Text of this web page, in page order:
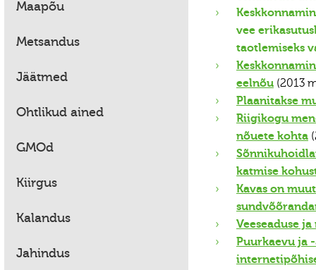
Maapõu
Metsandus
Jäätmed
Ohtlikud ained
GMOd
Kiirgus
Kalandus
Jahindus
vee
taotlemiseks
eelnõu (2013
Plaanitakse
Riigikogu
nõuete kohta
katmise
Kavas on
Veeseaduse
Puurkaevu ja